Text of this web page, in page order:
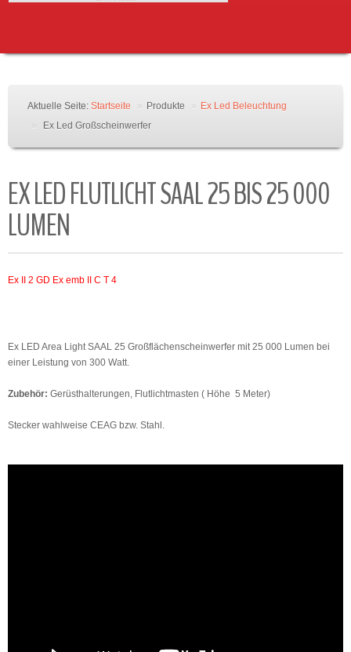
Aktuelle Seite: Startseite » Produkte » Ex Led Beleuchtung
»
Ex Led Großscheinwerfer
EX LED FLUTLICHT SAAL 25 BIS 25 000
LUMEN
Ex II 2 GD Ex emb II C T 4
Ex LED Area Light SAAL 25 Großflächenscheinwerfer mit 25 000 Lumen bei
einer Leistung von 300 Watt.
Zubehör: Gerüsthalterungen, Flutlichtmasten ( Höhe 5 Meter)
Stecker wahlweise CEAG bzw. Stahl.